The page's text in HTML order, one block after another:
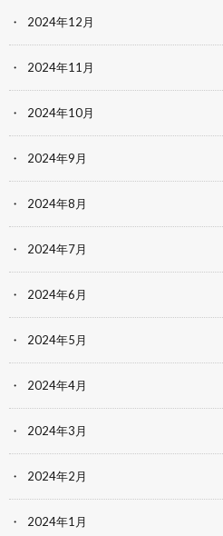
2024年12月
2024年11月
2024年10月
2024年9月
2024年8月
2024年7月
2024年6月
2024年5月
2024年4月
2024年3月
2024年2月
2024年1月